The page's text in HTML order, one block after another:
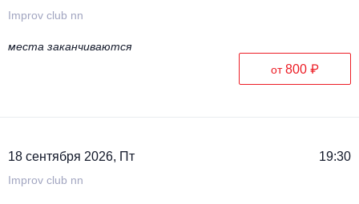
Improv club nn
места заканчиваются
от800 ₽
18 сентября 2026, Пт 19:30
Improv club nn